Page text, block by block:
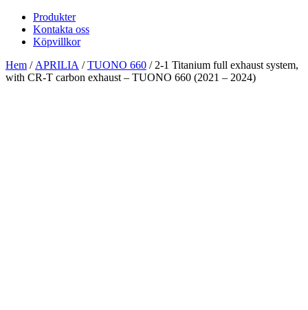
Produkter
Kontakta oss
Köpvillkor
Hem / APRILIA /TUONO 660 / 2-1 Titanium full exhaust system,
with CR-T carbon exhaust – TUONO 660 (2021 – 2024)